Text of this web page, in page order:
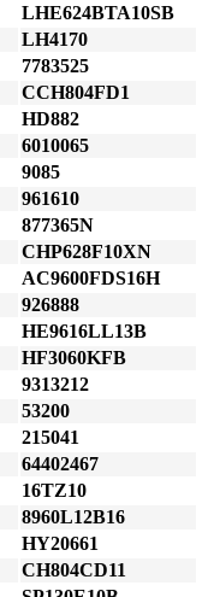
LHE624BTA10SB
LH4170
7783525
CCH804FD1
HD882
6010065
9085
961610
877365N
CHP628F10XN
AC9600FDS16H
926888
HE9616LL13B
HF3060KFB
9313212
53200
215041
64402467
16TZ10
8960L12B16
HY20661
CH804CD11